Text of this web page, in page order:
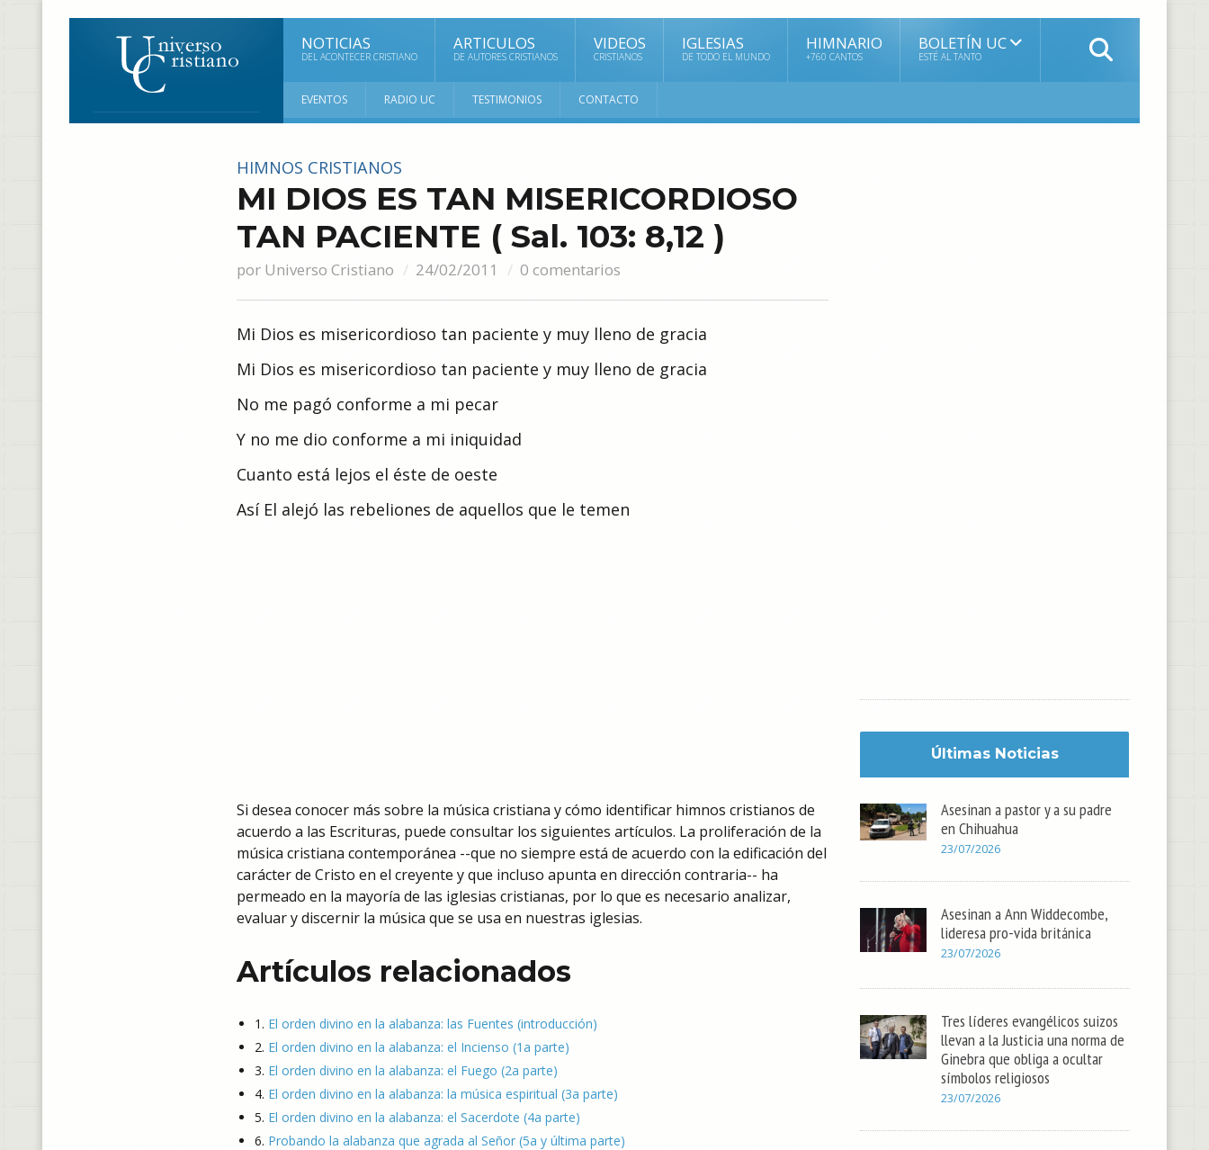
NOTICIAS
DEL ACONTECER CRISTIANO
ARTICULOS
DE AUTORES CRISTIANOS
VIDEOS
CRISTIANOS
IGLESIAS
DE TODO EL MUNDO
HIMNARIO
+760 CANTOS
BOLETÍN UC
ESTÉ AL TANTO
EVENTOS RADIO UC TESTIMONIOS CONTACTO
HIMNOS CRISTIANOS
MI DIOS ES TAN MISERICORDIOSO
TAN PACIENTE ( Sal. 103: 8,12 )
por Universo Cristiano 24/02/2011 0 comentarios
Mi Dios es misericordioso tan paciente y muy lleno de gracia
Mi Dios es misericordioso tan paciente y muy lleno de gracia
No me pagó conforme a mi pecar
Y no me dio conforme a mi iniquidad
Cuanto está lejos el éste de oeste
Así El alejó las rebeliones de aquellos que le temen
Si desea conocer más sobre la música cristiana y cómo identificar himnos cristianos de
acuerdo a las Escrituras, puede consultar los siguientes artículos. La proliferación de la
música cristiana contemporánea --que no siempre está de acuerdo con la edificación del
carácter de Cristo en el creyente y que incluso apunta en dirección contraria-- ha
permeado en la mayoría de las iglesias cristianas, por lo que es necesario analizar,
evaluar y discernir la música que se usa en nuestras iglesias.
Artículos relacionados
1. El orden divino en la alabanza: las Fuentes (introducción)
2. El orden divino en la alabanza: el Incienso (1a parte)
3. El orden divino en la alabanza: el Fuego (2a parte)
4. El orden divino en la alabanza: la música espiritual (3a parte)
5. El orden divino en la alabanza: el Sacerdote (4a parte)
6. Probando la alabanza que agrada al Señor (5a y última parte)
Últimas Noticias
Asesinan a pastor y a su padre
en Chihuahua
23/07/2026
Asesinan a Ann Widdecombe,
lideresa pro-vida británica
23/07/2026
Tres líderes evangélicos suizos
llevan a la Justicia una norma de
Ginebra que obliga a ocultar
símbolos religiosos
23/07/2026